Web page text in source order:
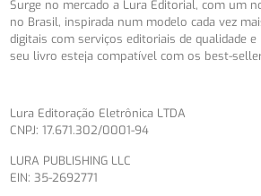
Surge no mercado a Lura Editorial, com um
no Brasil, inspirada num modelo cada vez
digitais com serviços editoriais de qualidade
seu livro esteja compatível com os best-
Lura Editoração Eletrônica LTDA
CNPJ: 17.671.302/0001-94
LURA PUBLISHING LLC
EIN: 35-2692771